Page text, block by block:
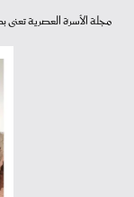
مجلة الأسرة العصرية